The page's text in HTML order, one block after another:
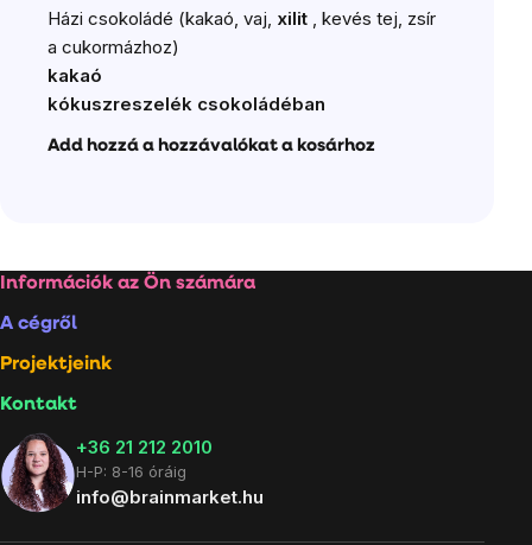
Házi csokoládé (kakaó, vaj, xilit , kevés tej, zsír
a cukormázhoz)
kakaó
kókuszreszelék csokoládéban
Add hozzá a hozzávalókat a kosárhoz
Lábléc
Információk az Ön számára
A cégről
Projektjeink
Kontakt
+36 21 212 2010
H-P: 8-16 óráig
info@brainmarket.hu